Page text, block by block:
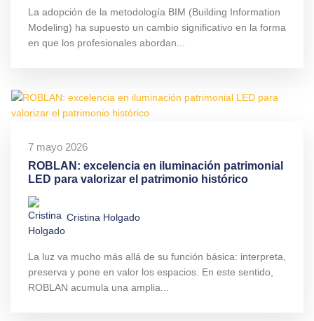
La adopción de la metodología BIM (Building Information
Modeling) ha supuesto un cambio significativo en la forma
en que los profesionales abordan...
7 mayo 2026
ROBLAN: excelencia en iluminación patrimonial
LED para valorizar el patrimonio histórico
Cristina Holgado
La luz va mucho más allá de su función básica: interpreta,
preserva y pone en valor los espacios. En este sentido,
ROBLAN acumula una amplia...